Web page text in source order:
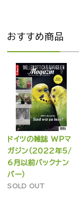
おすすめ商品
ドイツの雑誌 WPマ
ガジン（2022年5/
6月以前バックナン
バー）
SOLD OUT